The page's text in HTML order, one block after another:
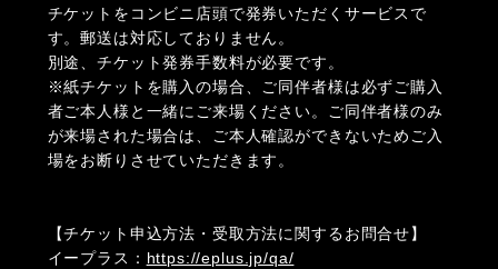
チケットをコンビニ店頭で発券いただくサービスで
す。郵送は対応しておりません。
別途、チケット発券手数料が必要です。
※紙チケットを購入の場合、ご同伴者様は必ずご購入
者ご本人様と一緒にご来場ください。ご同伴者様のみ
が来場された場合は、ご本人確認ができないためご入
場をお断りさせていただきます。
【チケット申込方法・受取方法に関するお問合せ】
イープラス： https://eplus.jp/qa/